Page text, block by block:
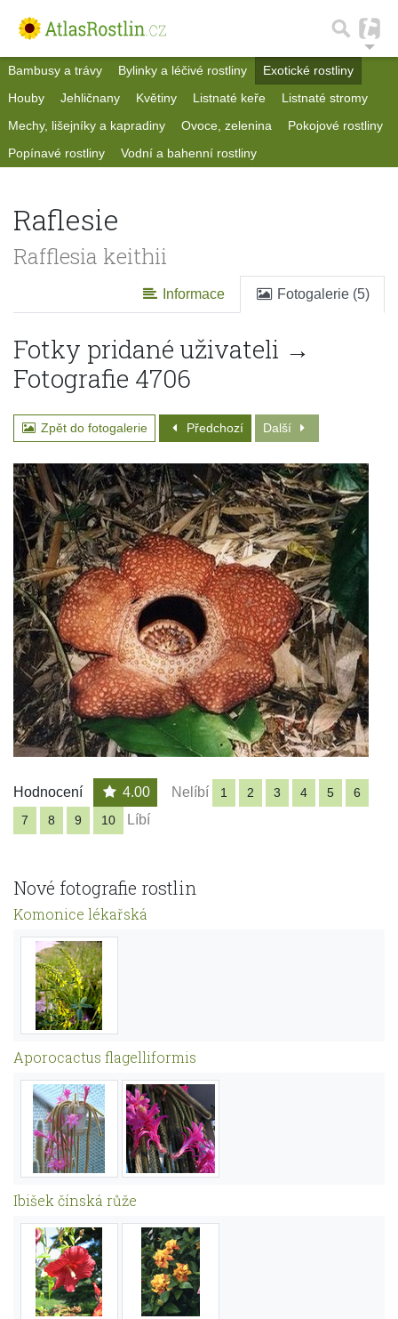
Bambusy a trávy Bylinky a léčivé rostliny
Exotické rostliny
Houby
Jehličnany Květiny Listnaté keře
Listnaté stromy
Mechy, lišejníky a kapradiny
Ovoce, zelenina
Pokojové rostliny
Popínavé rostliny
Vodní a bahenní rostliny
Raflesie
Rafflesia keithii
Informace Fotogalerie (5)
Fotky pridané uživateli →
Fotografie 4706
Zpět do fotogalerie Předchozí Další
Hodnocení 4.00 Nelíbí 1 2 3 4 5
6
7
8 9 10 Líbí
Nové fotografie rostlin
Komonice lékařská
Aporocactus flagelliformis
Ibišek čínská růže